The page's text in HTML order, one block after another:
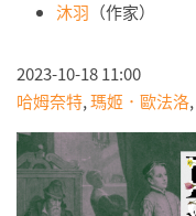
沐羽 （作家）
2023-10-18 11:00
哈姆奈特,瑪姬．歐法洛,